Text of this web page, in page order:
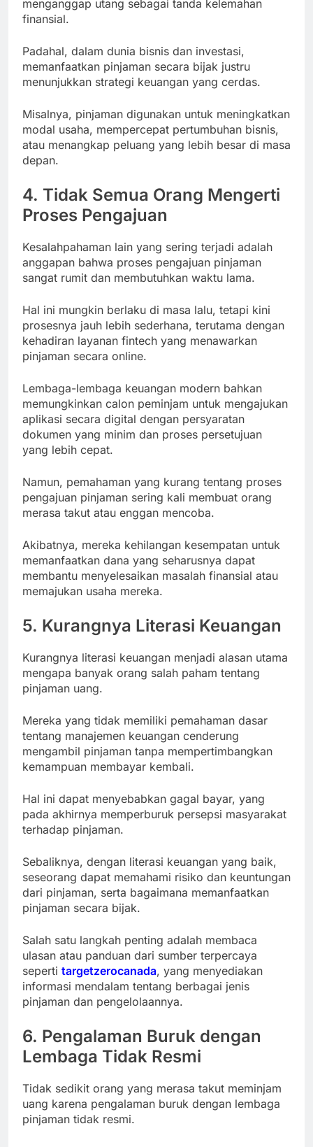
menganggap utang sebagai tanda kelemahan
finansial.
Padahal, dalam dunia bisnis dan investasi,
memanfaatkan pinjaman secara bijak justru
menunjukkan strategi keuangan yang cerdas.
Misalnya, pinjaman digunakan untuk meningkatkan
modal usaha, mempercepat pertumbuhan bisnis,
atau menangkap peluang yang lebih besar di masa
depan.
4. Tidak Semua Orang Mengerti
Proses Pengajuan
Kesalahpahaman lain yang sering terjadi adalah
anggapan bahwa proses pengajuan pinjaman
sangat rumit dan membutuhkan waktu lama.
Hal ini mungkin berlaku di masa lalu, tetapi kini
prosesnya jauh lebih sederhana, terutama dengan
kehadiran layanan fintech yang menawarkan
pinjaman secara online.
Lembaga-lembaga keuangan modern bahkan
memungkinkan calon peminjam untuk mengajukan
aplikasi secara digital dengan persyaratan
dokumen yang minim dan proses persetujuan
yang lebih cepat.
Namun, pemahaman yang kurang tentang proses
pengajuan pinjaman sering kali membuat orang
merasa takut atau enggan mencoba.
Akibatnya, mereka kehilangan kesempatan untuk
memanfaatkan dana yang seharusnya dapat
membantu menyelesaikan masalah finansial atau
memajukan usaha mereka.
5. Kurangnya Literasi Keuangan
Kurangnya literasi keuangan menjadi alasan utama
mengapa banyak orang salah paham tentang
pinjaman uang.
Mereka yang tidak memiliki pemahaman dasar
tentang manajemen keuangan cenderung
mengambil pinjaman tanpa mempertimbangkan
kemampuan membayar kembali.
Hal ini dapat menyebabkan gagal bayar, yang
pada akhirnya memperburuk persepsi masyarakat
terhadap pinjaman.
Sebaliknya, dengan literasi keuangan yang baik,
seseorang dapat memahami risiko dan keuntungan
dari pinjaman, serta bagaimana memanfaatkan
pinjaman secara bijak.
Salah satu langkah penting adalah membaca
ulasan atau panduan dari sumber terpercaya
seperti targetzerocanada, yang menyediakan
informasi mendalam tentang berbagai jenis
pinjaman dan pengelolaannya.
6. Pengalaman Buruk dengan
Lembaga Tidak Resmi
Tidak sedikit orang yang merasa takut meminjam
uang karena pengalaman buruk dengan lembaga
pinjaman tidak resmi.